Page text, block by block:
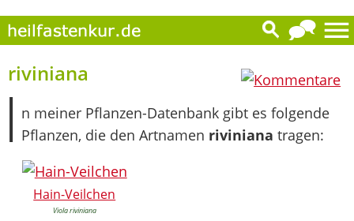
riviniana
I n meiner Pflanzen-Datenbank gibt es folgende
Pflanzen, die den Artnamen riviniana tragen:
Hain-Veilchen
Viola riviniana